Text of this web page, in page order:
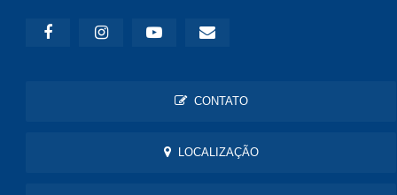
CONTATO
LOCALIZAÇÃO